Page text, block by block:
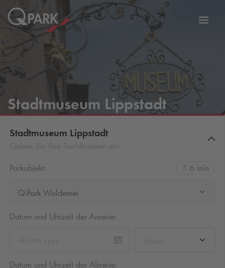
Zur
Stadtmuseum Lippstadt
Stadtmuseum Lippstadt
Parkobjekt:
6 min
Q-Park Woldemei
Datum und Uhrzeit der Anreise:
Datum und Uhrzeit der Abreise: